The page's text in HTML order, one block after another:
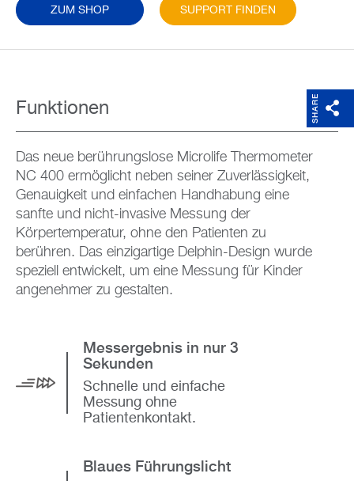
ZUM SHOP SUPPORT FINDEN
SHARE
Funktionen
Das neue berührungslose Microlife Thermometer
NC 400 ermöglicht neben seiner Zuverlässigkeit,
Genauigkeit und einfachen Handhabung eine
sanfte und nicht-invasive Messung der
Körpertemperatur, ohne den Patienten zu
berühren. Das einzigartige Delphin-Design wurde
speziell entwickelt, um eine Messung für Kinder
angenehmer zu gestalten.
Messergebnis in nur 3
Sekunden
Schnelle und einfache
Messung ohne
Patientenkontakt.
Blaues Führungslicht